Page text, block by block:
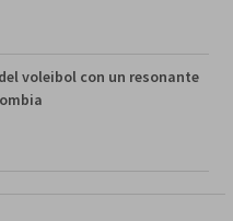
voleibol con un resonante